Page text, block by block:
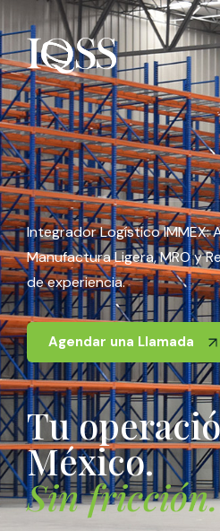
Integrador Logístico IMMEX:
Manufactura Ligera, MRO y
de experiencia.
Agendar una Llamada
Tu operació
México.
Sinfricción.